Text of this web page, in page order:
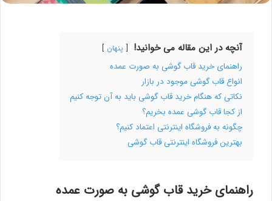
آنچه در این مقاله می خوانید! پنهان
راهنمای خرید قاب گوشی به صورت عمده
انواع قاب گوشی موجود در بازار
نکاتی که هنگام خرید قاب گوشی باید به آن توجه کنیم
از کجا قاب گوشی عمده بخریم؟
چگونه به فروشگاه اینترنتی اعتماد کنیم؟
بهترین فروشگاه اینترنتی قاب گوشی
راهنمای خرید قاب گوشی به صورت عمده